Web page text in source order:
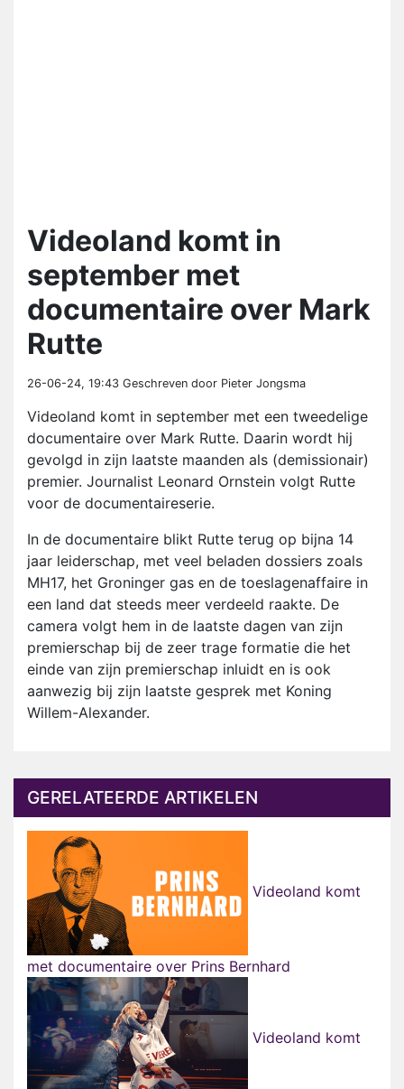
Videoland komt in
september met
documentaire over Mark
Rutte
26-06-24, 19:43 Geschreven door Pieter Jongsma
Videoland komt in september met een tweedelige
documentaire over Mark Rutte. Daarin wordt hij
gevolgd in zijn laatste maanden als (demissionair)
premier. Journalist Leonard Ornstein volgt Rutte
voor de documentaireserie.
In de documentaire blikt Rutte terug op bijna 14
jaar leiderschap, met veel beladen dossiers zoals
MH17, het Groninger gas en de toeslagenaffaire in
een land dat steeds meer verdeeld raakte. De
camera volgt hem in de laatste dagen van zijn
premierschap bij de zeer trage formatie die het
einde van zijn premierschap inluidt en is ook
aanwezig bij zijn laatste gesprek met Koning
Willem-Alexander.
GERELATEERDE ARTIKELEN
Videoland komt
met documentaire over Prins Bernhard
Videoland komt